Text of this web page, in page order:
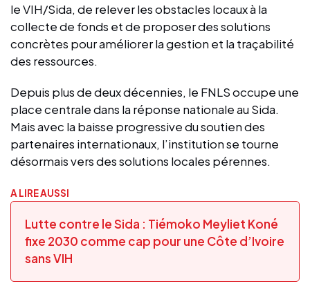
le VIH/Sida, de relever les obstacles locaux à la
collecte de fonds et de proposer des solutions
concrètes pour améliorer la gestion et la traçabilité
des ressources.
Depuis plus de deux décennies, le FNLS occupe une
place centrale dans la réponse nationale au Sida.
Mais avec la baisse progressive du soutien des
partenaires internationaux, l’institution se tourne
désormais vers des solutions locales pérennes.
A LIRE AUSSI
Lutte contre le Sida : Tiémoko Meyliet Koné
fixe 2030 comme cap pour une Côte d’Ivoire
sans VIH